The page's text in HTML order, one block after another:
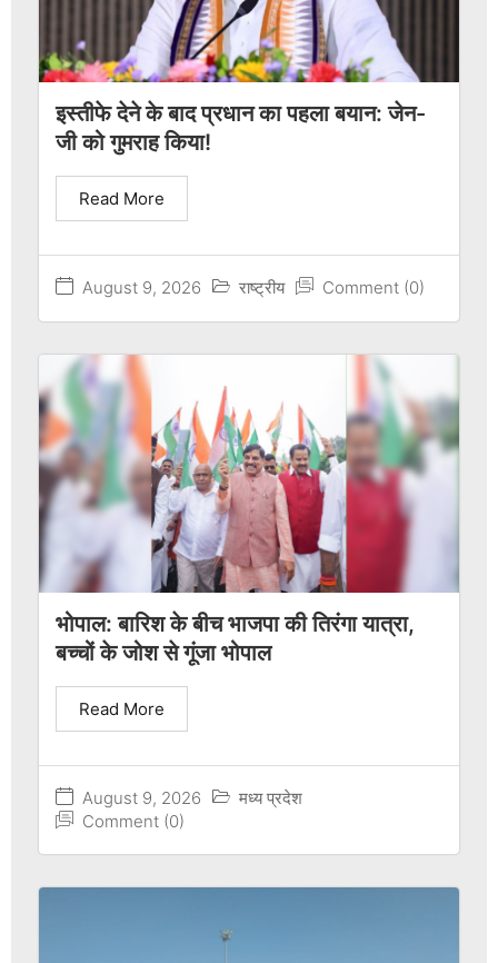
इस्तीफे देने के बाद प्रधान का पहला बयान: जेन-
जी को गुमराह किया!
August 9, 2026 राष्ट्रीय Comment (0)
Read More
भोपाल: बारिश के बीच भाजपा की तिरंगा यात्रा,
बच्चों के जोश से गूंजा भोपाल
August 9, 2026
मध्य प्रदेश
Comment (0)
Read More